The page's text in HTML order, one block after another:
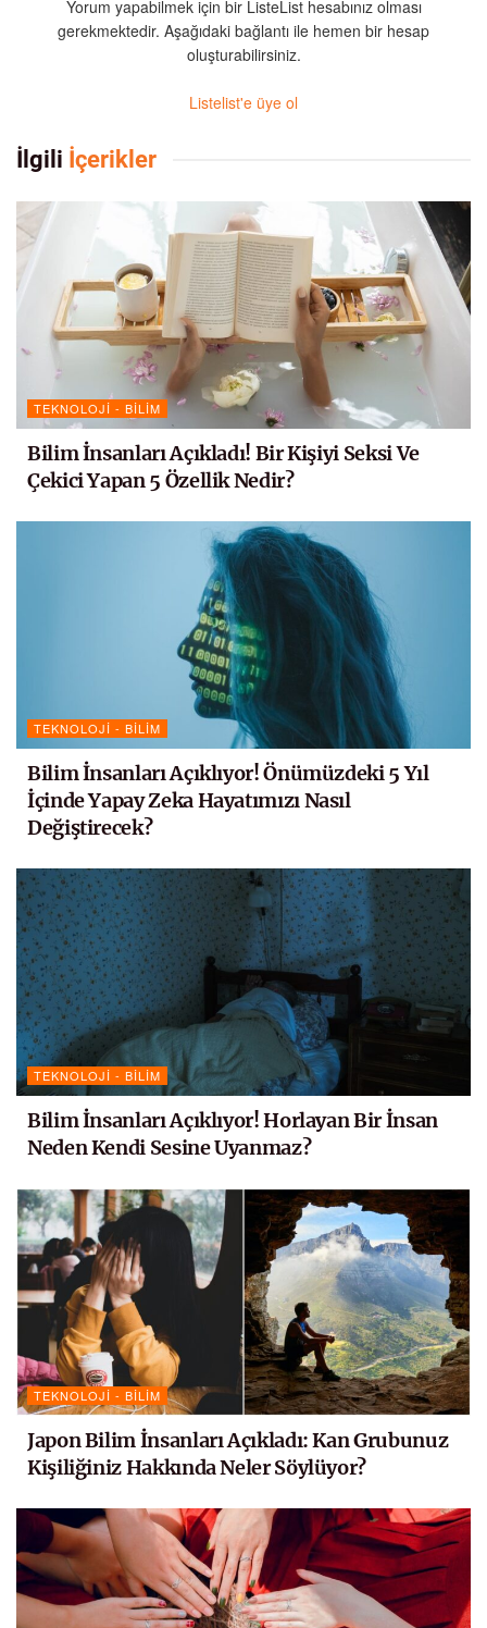
Yorum yapabilmek için bir ListeList hesabınız olması
gerekmektedir. Aşağıdaki bağlantı ile hemen bir hesap
oluşturabilirsiniz.
Listelist'e üye ol
İlgili İçerikler
TEKNOLOJI - BILIM
Bilim İnsanları Açıkladı! Bir Kişiyi Seksi Ve
Çekici Yapan 5 Özellik Nedir?
TEKNOLOJI - BILIM
Bilim İnsanları Açıklıyor! Önümüzdeki 5 Yıl
İçinde Yapay Zeka Hayatımızı Nasıl
Değiştirecek?
TEKNOLOJI - BILIM
Bilim İnsanları Açıklıyor! Horlayan Bir İnsan
Neden Kendi Sesine Uyanmaz?
TEKNOLOJI - BILIM
Japon Bilim İnsanları Açıkladı: Kan Grubunuz
Kişiliğiniz Hakkında Neler Söylüyor?